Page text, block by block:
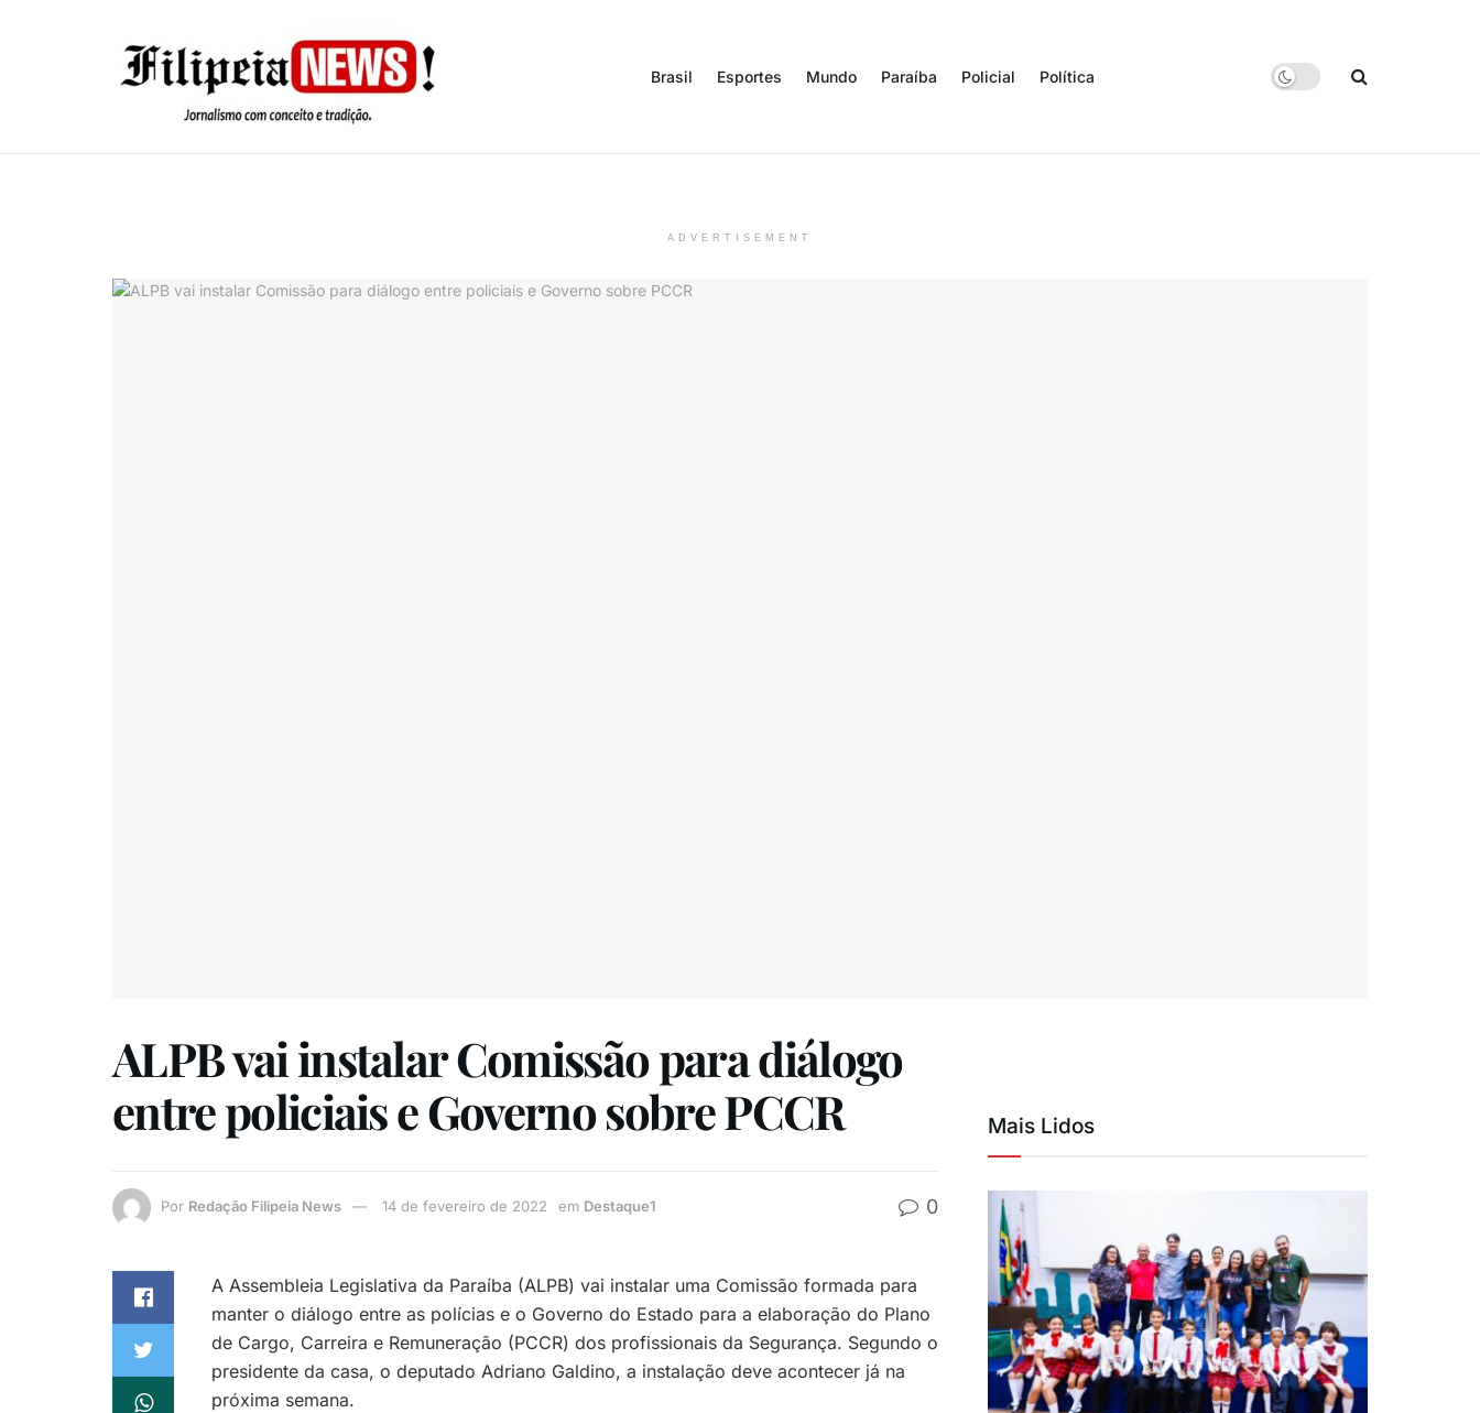
Brasil Esportes Mundo Paraíba Policial Política
ADVERTISEMENT
ALPB vai instalar Comissão para diálogo
entre policiais e Governo sobre PCCR
Por Redação Filipeia News 14 de fevereiro de 2022 em Destaque1 0
A Assembleia Legislativa da Paraíba (ALPB) vai instalar uma Comissão formada para
manter o diálogo entre as polícias e o Governo do Estado para a elaboração do Plano
de Cargo, Carreira e Remuneração (PCCR) dos profissionais da Segurança. Segundo o
presidente da casa, o deputado Adriano Galdino, a instalação deve acontecer já na
próxima semana.
Mais Lidos